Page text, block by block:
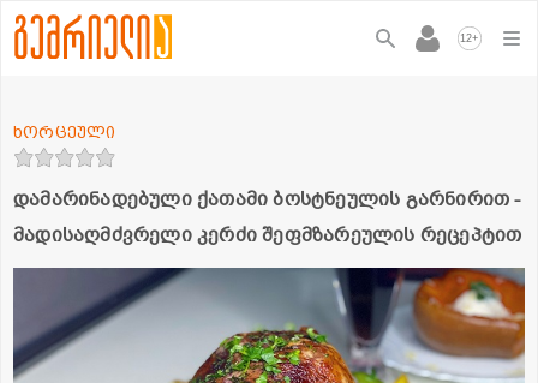
12+
დამარინადებული ქათამი ბოსტნეულის გარნირით -
მადისაღმძვრელი კერძი შეფმზარეულის რეცეპტით
ხორცეული